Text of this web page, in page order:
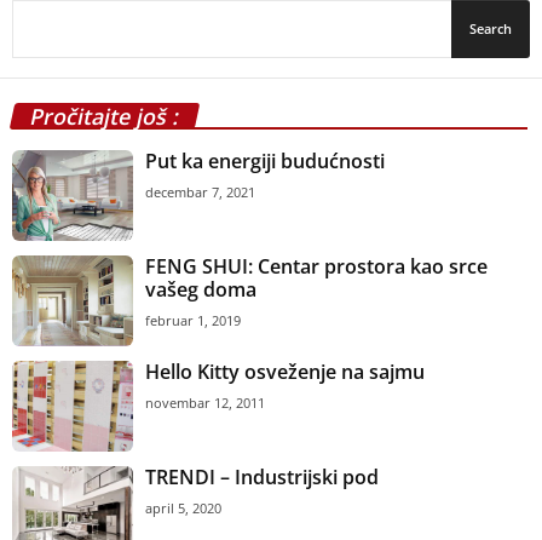
Pročitajte još :
Put ka energiji budućnosti
decembar 7, 2021
FENG SHUI: Centar prostora kao srce
vašeg doma
februar 1, 2019
Hello Kitty osveženje na sajmu
novembar 12, 2011
TRENDI – Industrijski pod
april 5, 2020